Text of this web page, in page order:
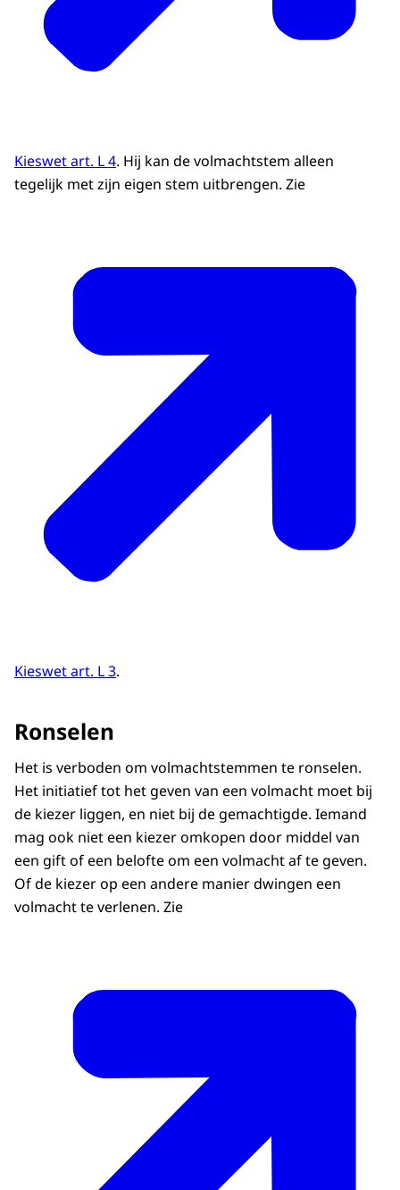
Kieswet art. L 4. Hij kan de volmachtstem alleen
tegelijk met zijn eigen stem uitbrengen. Zie
Kieswet art. L 3.
Ronselen
Het is verboden om volmachtstemmen te ronselen.
Het initiatief tot het geven van een volmacht moet bij
de kiezer liggen, en niet bij de gemachtigde. Iemand
mag ook niet een kiezer omkopen door middel van
een gift of een belofte om een volmacht af te geven.
Of de kiezer op een andere manier dwingen een
volmacht te verlenen. Zie